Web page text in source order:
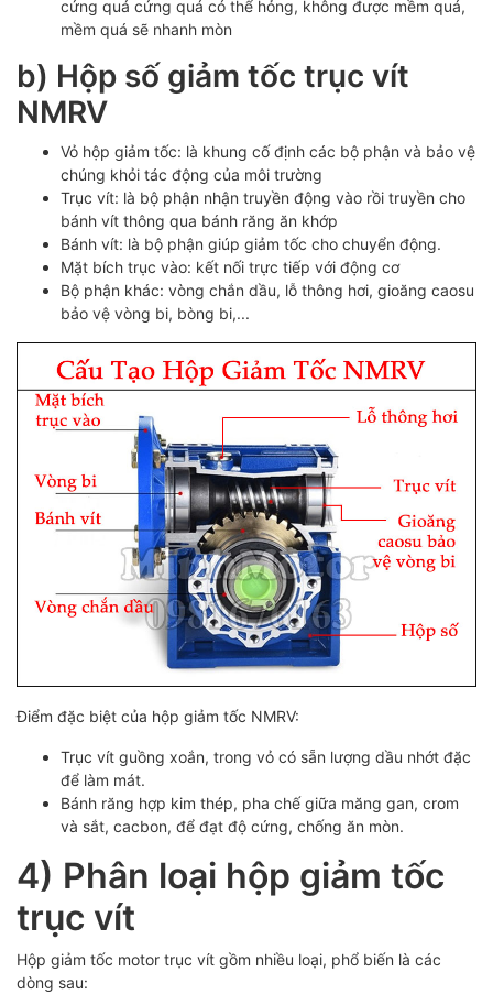
cứng quá cứng quá có thể hỏng, không được mềm quá,
mềm quá sẽ nhanh mòn
b) Hộp số giảm tốc trục vít
NMRV
Vỏ hộp giảm tốc: là khung cố định các bộ phận và bảo vệ
chúng khỏi tác động của môi trường
Trục vít: là bộ phận nhận truyền động vào rồi truyền cho
bánh vít thông qua bánh răng ăn khớp
Bánh vít: là bộ phận giúp giảm tốc cho chuyển động.
Mặt bích trục vào: kết nối trực tiếp với động cơ
Bộ phận khác: vòng chắn dầu, lỗ thông hơi, gioăng caosu
bảo vệ vòng bi, bòng bi,...
Điểm đặc biệt của hộp giảm tốc NMRV:
Trục vít guồng xoắn, trong vỏ có sẵn lượng dầu nhớt đặc
để làm mát.
Bánh răng hợp kim thép, pha chế giữa măng gan, crom
và sắt, cacbon, để đạt độ cứng, chống ăn mòn.
4) Phân loại hộp giảm tốc
trục vít
Hộp giảm tốc motor trục vít gồm nhiều loại, phổ biến là các
dòng sau: